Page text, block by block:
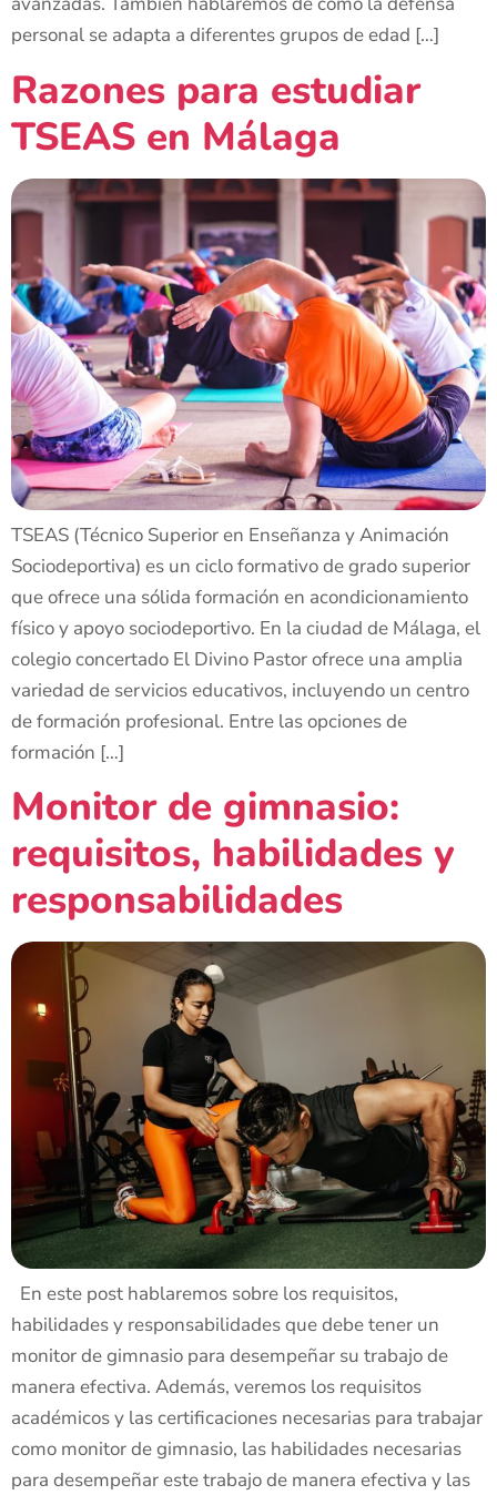
personal se adapta a diferentes grupos de edad […]
Razones para estudiar
TSEAS en Málaga
TSEAS (Técnico Superior en Enseñanza y Animación
Sociodeportiva) es un ciclo formativo de grado superior
que ofrece una sólida formación en acondicionamiento
físico y apoyo sociodeportivo. En la ciudad de Málaga, el
colegio concertado El Divino Pastor ofrece una amplia
variedad de servicios educativos, incluyendo un centro
de formación profesional. Entre las opciones de
formación […]
Monitor de gimnasio:
requisitos, habilidades y
responsabilidades
En este post hablaremos sobre los requisitos,
habilidades y responsabilidades que debe tener un
monitor de gimnasio para desempeñar su trabajo de
manera efectiva. Además, veremos los requisitos
académicos y las certificaciones necesarias para trabajar
como monitor de gimnasio, las habilidades necesarias
para desempeñar este trabajo de manera efectiva y las